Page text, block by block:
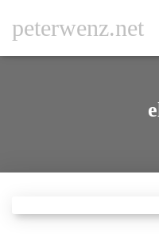
peterwenz.net